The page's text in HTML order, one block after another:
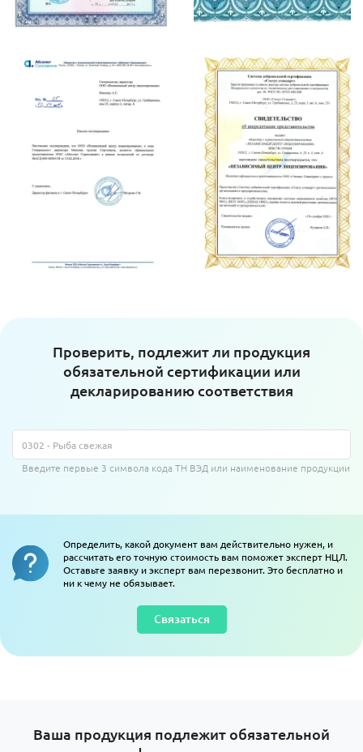
Проверить, подлежит ли продукция
обязательной сертификации или
декларированию соответствия
Введите первые 3 символа кода ТН ВЭД или наименование продукции
Определить, какой документ вам действительно нужен, и
рассчитать его точную стоимость вам поможет эксперт НЦЛ.
Оставьте заявку и эксперт вам перезвонит. Это бесплатно и
ни к чему не обязывает.
Связаться
Ваша продукция подлежит обязательной